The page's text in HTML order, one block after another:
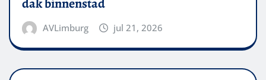
AVLimburg jul 21, 2026